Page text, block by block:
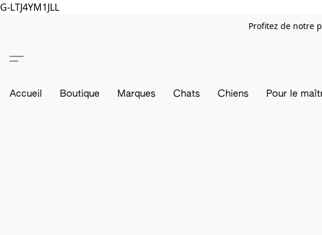
G-LTJ4YM1JLL
Profitez de notre
Accueil Boutique Marques Chats Chiens Pour le